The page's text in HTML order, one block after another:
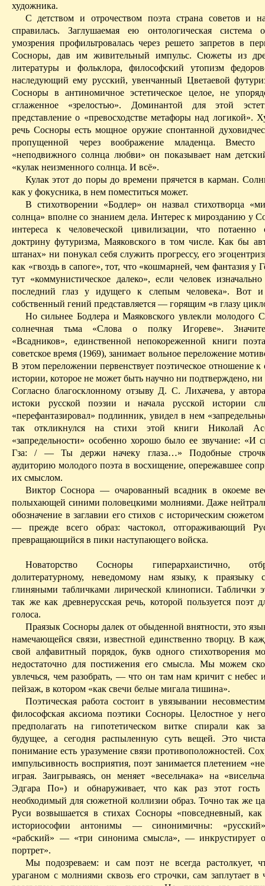
художника.
С детством и отрочеством поэта страна советов и
справилась. Заглушаемая ею онтологическая система
умозрения профильтровалась через решето запретов в
Сосноры, дав им живительный импульс. Сюжеты из
литературы и фольклора, философский утопизм
наследующий ему русский, увенчанный Цветаевой
Сосноры в антиномичное эстетическое целое, не
сглаженное «зрелостью». Доминантой для этой
представление о «превосходстве метафоры над логикой».
речь Сосноры есть мощное оружие спонтанной
пропущенной через воображение младенца. Вместо
«неподвижного солнца любви» он показывает нам
«кулак неизменного солнца. И всё».
Кулак этот до поры до времени прячется в карман.
как у фокусника, в нем поместиться может.
В стихотворении «Бодлер» он назвал стихотворца
солнца» вполне сознанием дела. Интерес к мирозданию у
интереса к человеческой цивилизации, что потаенно
доктрину футуризма, Маяковского в том числе. Как бы
штанах» ни понукал себя служить прогрессу, его
как «гвоздь в сапоге», тот, что «кошмарней, чем фантазия у
тут «коммунистическое далеко», если человек
последний глаз у идущего к слепым человека». Вот
собственный гений представляется — горящим «в глазу
Но сильнее Бодлера и Маяковского увлекли молодого
солнечная тьма «Слова о полку Игореве».
«Всадников», единственной непокореженной книги
советское время (1969), занимает вольное переложение
В этом переложении первенствует поэтическое отношение к
истории, которое не может быть научно ни подтверждено, ни
Согласно благосклонному отзыву Д. С. Лихачева, у
истоки русской поэзии и начала русской истории
«перефантазировал» подлинник, увидел в нем
так откликнулся на стихи этой книги Николай
«запредельности» особенно хорошо было ее звучание: «И
Гза: / — Ты держи начеку глаза…» Подобные
аудиторию молодого поэта в восхищение, опережавшее
их смыслом.
Виктор Соснора — очарованный всадник в окоеме
полыхающей синими половецкими молниями. Даже
обозначение в заглавии его стихов с историческим
— прежде всего образ: частокол, отгораживающий
превращающийся в пики наступающего войска.
Новаторство Сосноры гиперархаистично,
долитературному, неведомому нам языку, к праязыку
глиняными табличками лирической клинописи. Таблички
так же как древнерусская речь, которой пользуется поэт
голоса.
Праязык Сосноры далек от обыденной внятности, это
намечающейся связи, известной единственно творцу. В
свой алфавитный порядок, букв одного стихотворения
недостаточно для постижения его смысла. Мы можем
увлечься, чем разобрать, — что он там нам кричит с небес
пейзаж, в котором «как свечи белые мигала тишина».
Поэтическая работа состоит в увязывании
философская аксиома поэтики Сосноры. Целостное у
предполагать на гипотетическом витке спирали как
будущее, а сегодня распыленную суть вещей. Это
понимание есть уразумение связи противоположностей.
импульсивность восприятия, поэт занимается плетением
играя. Заигрываясь, он меняет «весельчака» на
Эдгара По») и обнаруживает, что как раз этот
необходимый для сюжетной коллизии образ. Точно так же
Руси возвышается в стихах Сосноры «повседневный,
историософии антонимы — синонимичны:
«рабский» — «три синонима смысла», — инкрустирует
портрет».
Мы подозреваем: и сам поэт не всегда растолкует,
ураганом с молниями сквозь его строчки, сам заплутаетв